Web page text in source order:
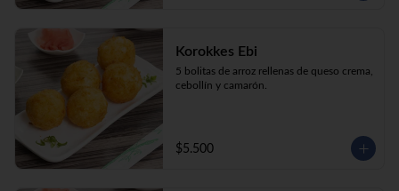
Korokkes Ebi
5 bolitas de arroz rellenas de queso crema,
cebollín y camarón.
$5.500